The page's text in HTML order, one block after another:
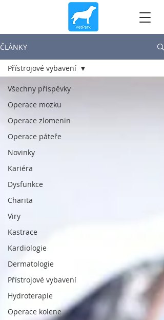
ČLÁNKY
Všechny příspěvky
Operace mozku
Operace zlomenin
Operace páteře
Novinky
Kariéra
Dysfunkce
Charita
Viry
Kastrace
Kardiologie
Dermatologie
Přístrojové vybavení
Hydroterapie
Operace kolene
Přístrojové vybavení